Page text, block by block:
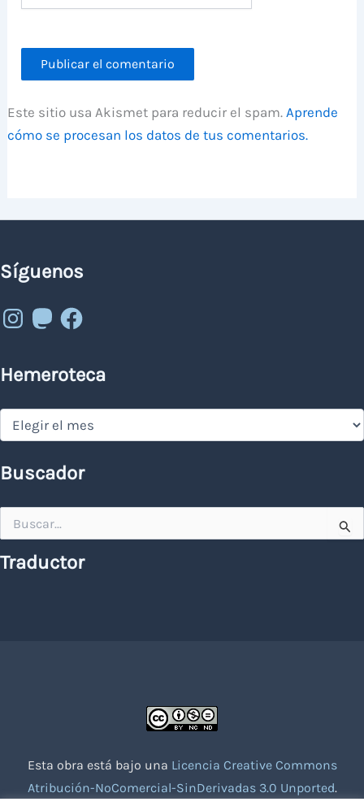
Este sitio usa Akismet para reducir el spam.Aprende
cómo se procesan los datos de tus comentarios.
Síguenos
Instagram
MastodonFacebook
Hemeroteca
Hemeroteca
Buscador
por:
Traductor
Esta obra está bajo una Licencia Creative Commons
Atribución-NoComercial-SinDerivadas 3.0 Unported.